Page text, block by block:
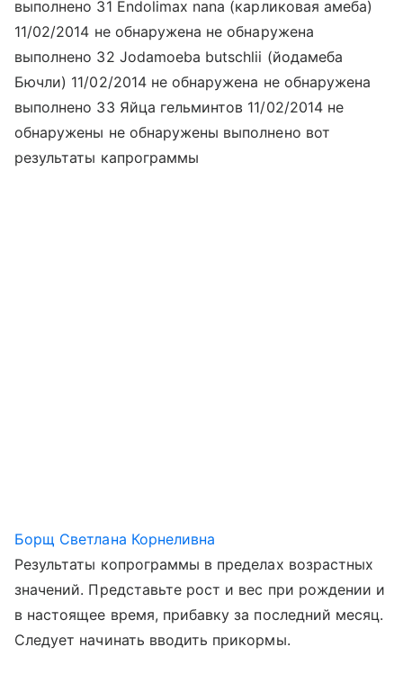
выполнено 31 Endolimax nana (карликовая амеба)
11/02/2014 не обнаружена не обнаружена
выполнено 32 Jodamoeba butschlii (йодамеба
Бючли) 11/02/2014 не обнаружена не обнаружена
выполнено 33 Яйца гельминтов 11/02/2014 не
обнаружены не обнаружены выполнено вот
результаты капрограммы
Борщ Светлана Корнеливна
Результаты копрограммы в пределах возрастных
значений. Представьте рост и вес при рождении и
в настоящее время, прибавку за последний месяц.
Следует начинать вводить прикормы.